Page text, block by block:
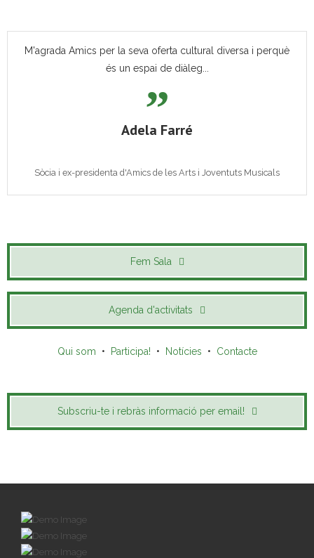
M'agrada Amics per la seva oferta cultural diversa i perquè
és un espai de diàleg...
Adela Farré
Sòcia i ex-presidenta d'Amics de les Arts i Joventuts Musicals
Fem Sala
Agenda d'activitats
Qui som • Participa! • Notícies • Contacte
Subscriu-te i rebràs informació per email!